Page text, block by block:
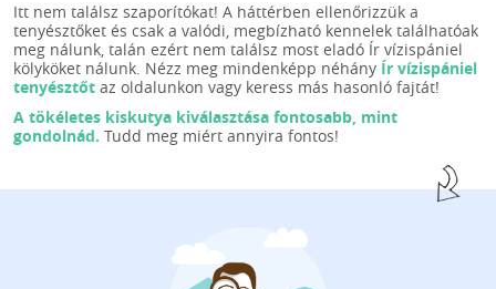
Itt nem találsz szaporítókat! A háttérben ellenőrizzük a
tenyésztőket és csak a valódi, megbízható kennelek találhatóak
meg nálunk, talán ezért nem találsz most eladó Ír vízispániel
kölyköket nálunk. Nézz meg mindenképp néhány Ír vízispániel
tenyésztőt az oldalunkon vagy keress más hasonló fajtát!
A tökéletes kiskutya kiválasztása fontosabb, mint
gondolnád. Tudd meg miért annyira fontos!